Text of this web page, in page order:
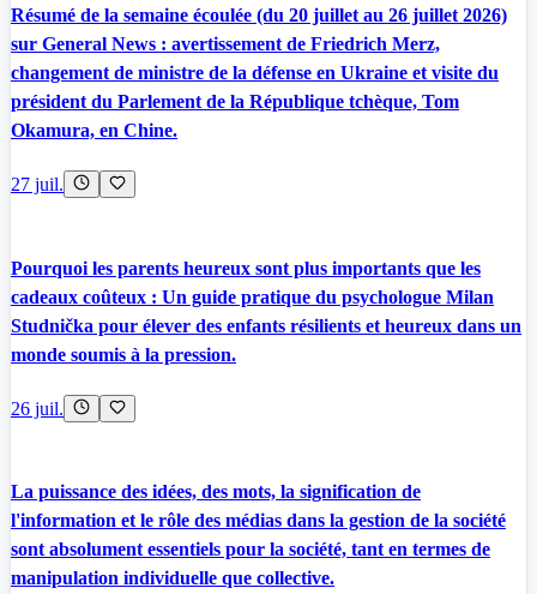
Résumé de la semaine écoulée (du 20 juillet au 26 juillet 2026)
sur General News : avertissement de Friedrich Merz,
changement de ministre de la défense en Ukraine et visite du
président du Parlement de la République tchèque, Tom
Okamura, en Chine.
27 juil.
Pourquoi les parents heureux sont plus importants que les
cadeaux coûteux : Un guide pratique du psychologue Milan
Studnička pour élever des enfants résilients et heureux dans un
monde soumis à la pression.
26 juil.
La puissance des idées, des mots, la signification de
l'information et le rôle des médias dans la gestion de la société
sont absolument essentiels pour la société, tant en termes de
manipulation individuelle que collective.